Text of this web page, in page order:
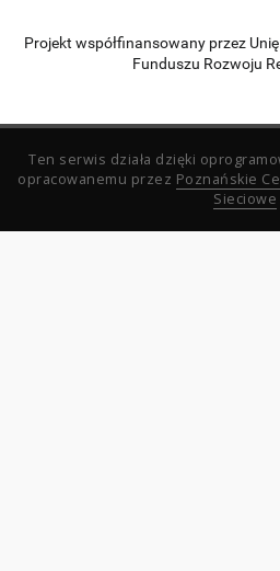
Projekt współfinansowany przez
Funduszu Rozwoju
Ten serwis działa dzięki
opracowanemu przez Poznańskie
Sieciowe